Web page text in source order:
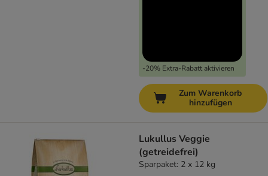
-20% Extra-Rabatt aktivieren
Zum Warenkorb
hinzufügen
Lukullus Veggie
(getreidefrei)
Sparpaket: 2 x 12 kg